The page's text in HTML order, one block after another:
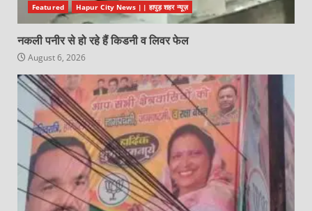
Featured Hapur City News || हापुड़ शहर न्यूज़
नकली पनीर से हो रहे हैं किडनी व लिवर फेल
August 6, 2026